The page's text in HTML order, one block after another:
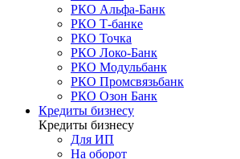
РКО Альфа-Банк
РКО Т-банке
РКО Точка
РКО Локо-Банк
РКО Модульбанк
РКО Промсвязьбанк
РКО Озон Банк
Кредиты бизнесу
Кредиты бизнесу
Для ИП
На оборот